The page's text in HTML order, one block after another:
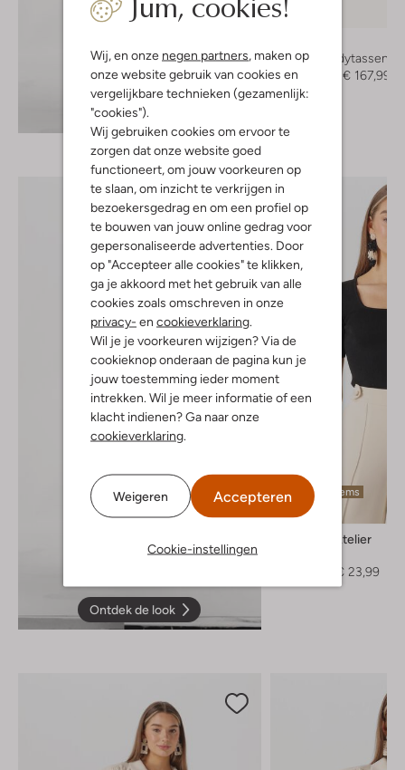
Wij, en onze negen partners, maken op
onze website gebruik van cookies en
vergelijkbare technieken (gezamenlijk:
"cookies").
Wij gebruiken cookies om ervoor te
zorgen dat onze website goed
functioneert, om jouw voorkeuren op
te slaan, om inzicht te verkrijgen in
bezoekersgedrag en om een profiel op
te bouwen van jouw online gedrag voor
gepersonaliseerde advertenties. Door
op "Accepteer alle cookies" te klikken,
ga je akkoord met het gebruik van alle
cookies zoals omschreven in onze
privacy- en cookieverklaring.
Wil je je voorkeuren wijzigen? Via de
cookieknop onderaan de pagina kun je
jouw toestemming ieder moment
intrekken. Wil je meer informatie of een
klacht indienen? Ga naar onze
cookieverklaring.
Weigeren Accepteren
Cookie-instellingen
Ontdek de look
Crossbodytassen
€ 279,99
€ 167,99
Ontdek de look
Laatste items
-60%
Omoda Atelier
€ 23,99